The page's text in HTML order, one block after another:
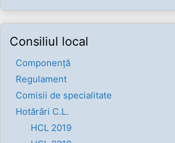
Consiliul local
Componenţă
Regulament
Comisii de specialitate
Hotărâri C.L.
HCL 2019